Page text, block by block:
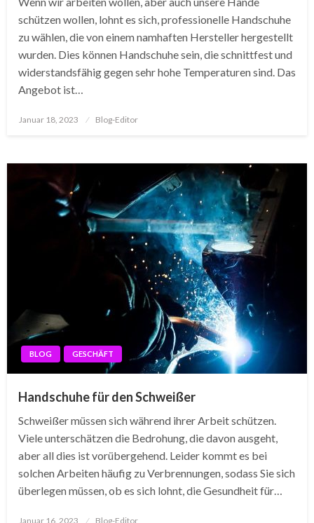
schützen wollen, lohnt es sich, professionelle Handschuhe
zu wählen, die von einem namhaften Hersteller hergestellt
wurden. Dies können Handschuhe sein, die schnittfest und
widerstandsfähig gegen sehr hohe Temperaturen sind. Das
Angebot ist…
Posted
Januar 18, 2023 Blog-Editor
BLOG GESCHÄFT
Handschuhe für den Schweißer
Schweißer müssen sich während ihrer Arbeit schützen.
Viele unterschätzen die Bedrohung, die davon ausgeht,
aber all dies ist vorübergehend. Leider kommt es bei
solchen Arbeiten häufig zu Verbrennungen, sodass Sie sich
überlegen müssen, ob es sich lohnt, die Gesundheit für…
Posted
Januar 16, 2023 Blog-Editor